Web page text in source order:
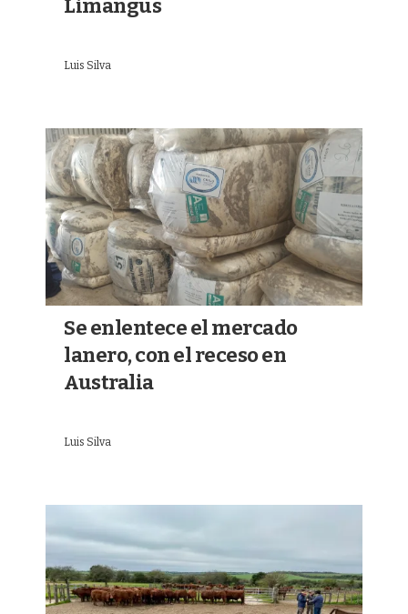
Limangus
Luis Silva
Se enlentece el mercado
lanero, con el receso en
Australia
Luis Silva